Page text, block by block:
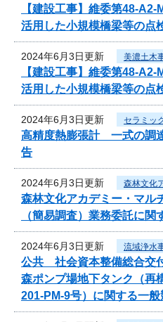
【建設工事】維委第48-
活用した小規模橋梁等の点
2024年6月3日更新 美濃土木
【建設工事】維委第48-
活用した小規模橋梁等の点
2024年6月3日更新 セラミッ
高精度熱膨張計 一式の調
告
2024年6月3日更新 森林文化
森林文化アカデミー・マル
（簡易調査）業務委託に
2024年6月3日更新 流域浄水
公共 社会資本整備総合交
森ポンプ場地下タンク（再
201-PM-9号）に関する一